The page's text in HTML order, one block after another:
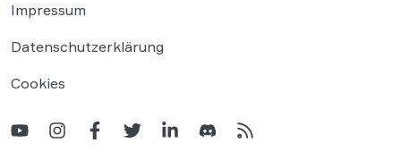
Impressum
Datenschutzerklärung
Cookies